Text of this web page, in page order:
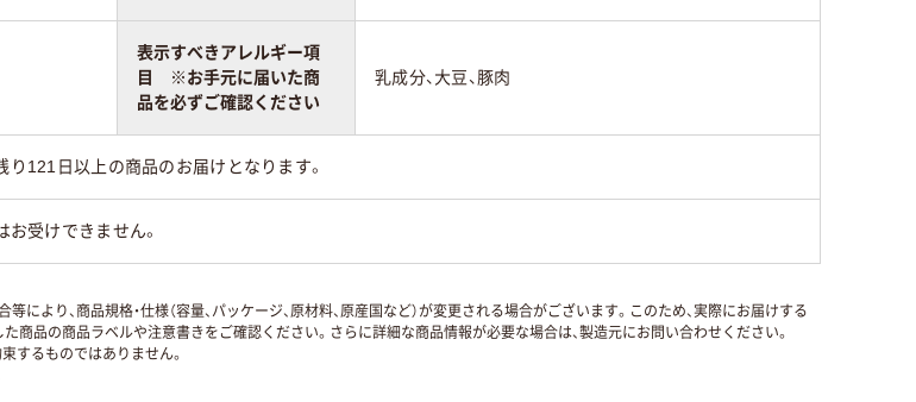
表示すべきアレルギー項
目 ※お手元に届いた商
品を必ずご確認ください
乳成分、大豆、豚肉
121日以上の商品のお届けとなります。
お受けできません。
より、商品規格・仕様（容量、パッケージ、原材料、原産国など）が変更される場合がございます。このため、実際にお届けする
品の商品ラベルや注意書きをご確認ください。さらに詳細な商品情報が必要な場合は、製造元にお問い合わせください。
するものではありません。